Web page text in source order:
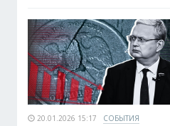
20.01.2026 15:17 СОБЫТИЯ